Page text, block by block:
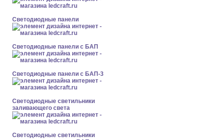
Cветодиодные панели
Cветодиодные панели с БАП
Cветодиодные панели с БАП-3
Светодиодные светильники
заливающего света
Светодиодные светильники